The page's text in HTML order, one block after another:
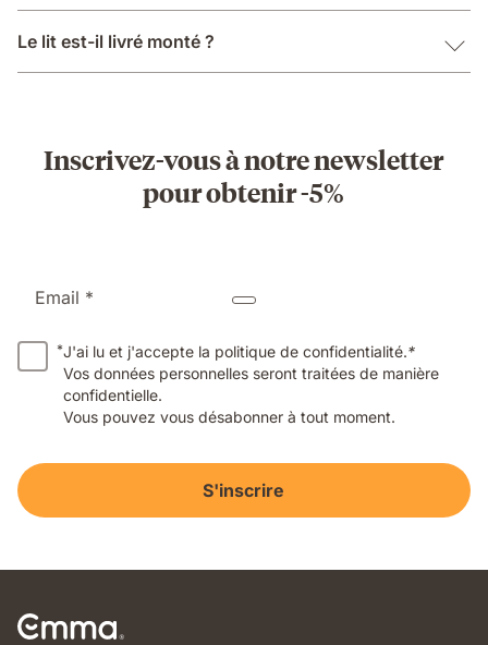
Le lit est-il livré monté ?
Inscrivez-vous à notre newsletter
pour obtenir -5%
Email *
*J'ai lu et j'accepte la politique de confidentialité.*
Vos données personnelles seront traitées de manière
confidentielle.
Vous pouvez vous désabonner à tout moment.
S'inscrire